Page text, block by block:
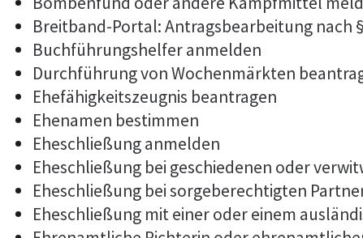
Breitband-Portal: Antragsbearbeitung nach
Buchführungshelfer anmelden
Durchführung von Wochenmärkten
Ehefähigkeitszeugnis beantragen
Ehenamen bestimmen
Eheschließung anmelden
Eheschließung bei geschiedenen oder
Eheschließung bei sorgeberechtigten
Eheschließung mit einer oder einem